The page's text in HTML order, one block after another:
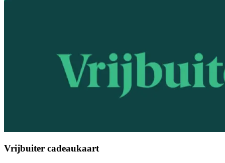
Vrijbuiter cadeaukaart